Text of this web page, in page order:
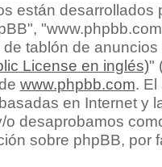
están
tablón de
License en inglés)"
www.phpbb.com. El
en Internet y
o desaprobamos
sobre phpBB, por